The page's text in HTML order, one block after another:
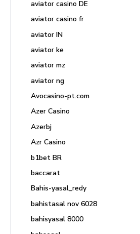
aviator casino DE
aviator casino fr
aviator IN
aviator ke
aviator mz
aviator ng
Avocasino-pt.com
Azer Casino
Azerbj
Azr Casino
b1bet BR
baccarat
Bahis-yasal_redy
bahistasal nov 6028
bahisyasal 8000